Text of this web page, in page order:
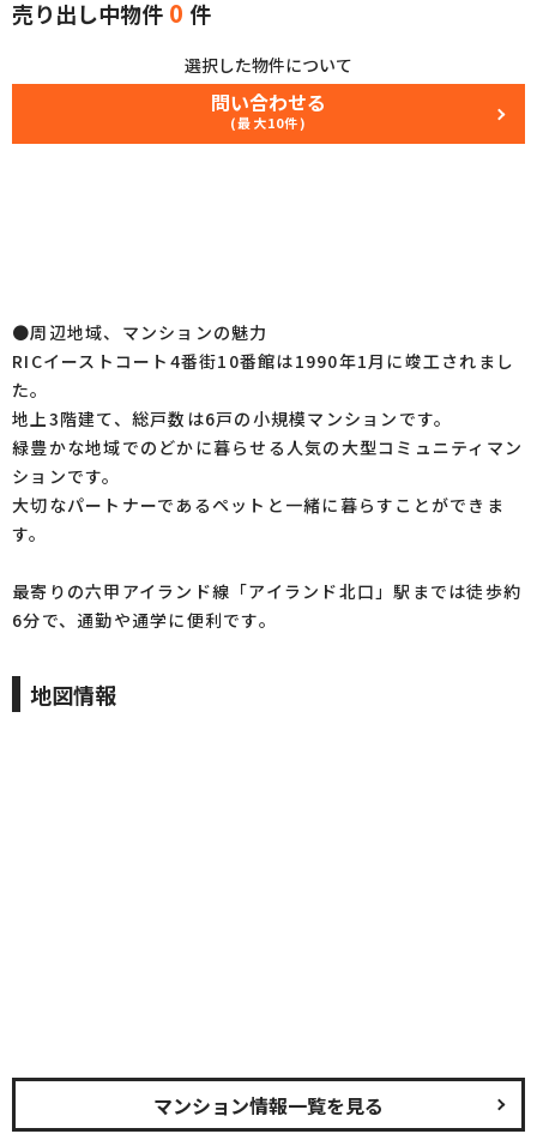
売り出し中物件 0 件
選択した物件について
問い合わせる
(最大10件)
●周辺地域、マンションの魅力
RICイーストコート4番街10番館は1990年1月に竣工されまし
た。
地上3階建て、総戸数は6戸の小規模マンションです。
緑豊かな地域でのどかに暮らせる人気の大型コミュニティマン
ションです。
大切なパートナーであるペットと一緒に暮らすことができま
す。
最寄りの六甲アイランド線「アイランド北口」駅までは徒歩約
6分で、通勤や通学に便利です。
地図情報
マンション情報一覧を見る